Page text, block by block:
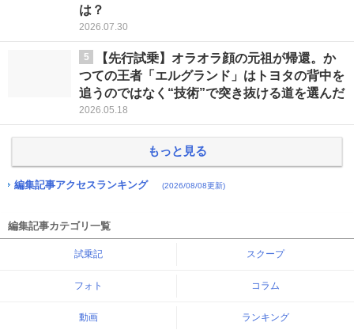
は？
2026.07.30
5
【先行試乗】オラオラ顔の元祖が帰還。か
つての王者「エルグランド」はトヨタの背中を
追うのではなく“技術”で突き抜ける道を選んだ
2026.05.18
もっと見る
編集記事アクセスランキング (2026/08/08更新)
編集記事カテゴリ一覧
試乗記 スクープ
フォト コラム
動画 ランキング